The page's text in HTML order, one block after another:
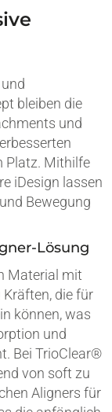
bleiben die
und
Platz. Mithilfe
iDesign lassen
Bewegung
Lösung
Material mit
die für
können, was
und
Bei TrioClear®
von soft zu
Aligners für